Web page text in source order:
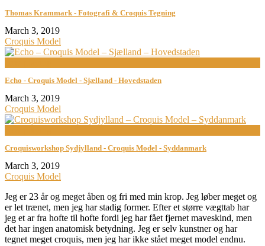
Thomas Krammark - Fotografi & Croquis Tegning
March 3, 2019
Croquis Model
Echo - Croquis Model - Sjælland - Hovedstaden
March 3, 2019
Croquis Model
Croquisworkshop Sydjylland - Croquis Model - Syddanmark
March 3, 2019
Croquis Model
Jeg er 23 år og meget åben og fri med min krop. Jeg løber meget og
er let trænet, men jeg har stadig former. Efter et større vægttab har
jeg et ar fra hofte til hofte fordi jeg har fået fjernet maveskind, men
det har ingen anatomisk betydning. Jeg er selv kunstner og har
tegnet meget croquis, men jeg har ikke stået meget model endnu.